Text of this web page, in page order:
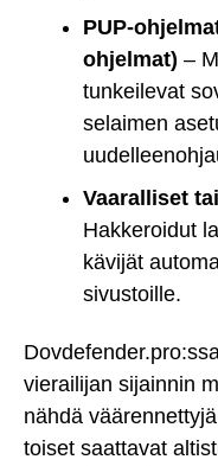
PUP-
ohjelmat) –
tunkeilevat
selaimen
Vaaralliset
Hakkeroidut
kävijät
sivustoille.
vierailijan sijainnin
nähdä
toiset saattavat